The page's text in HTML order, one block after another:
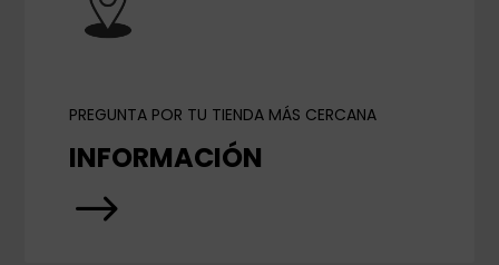
PREGUNTA POR TU TIENDA MÁS CERCANA
INFORMACIÓN
$